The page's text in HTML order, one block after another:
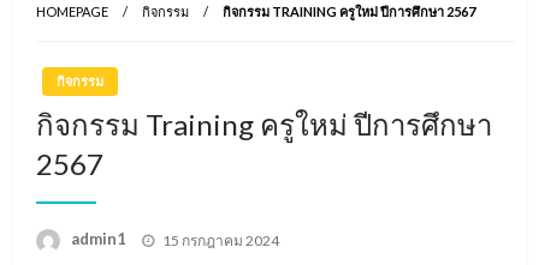
HOMEPAGE กิจกรรม กิจกรรม TRAINING ครูใหม่ ปีการศึกษา 2567
กิจกรรม
กิจกรรม Training ครูใหม่ ปีการศึกษา
2567
admin1
Posted
15 กรกฎาคม 2024